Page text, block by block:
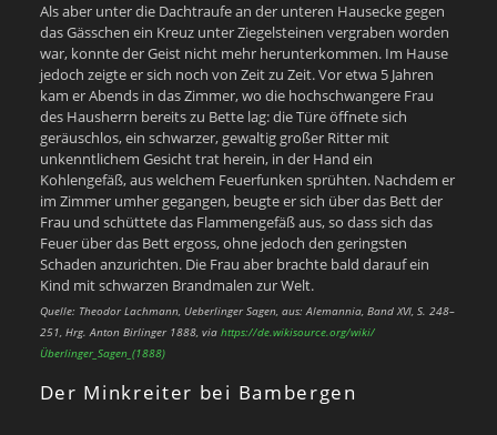
Als aber unter die Dachtraufe an der unteren Hausecke gegen
das Gässchen ein Kreuz unter Ziegelsteinen vergraben worden
war, konnte der Geist nicht mehr herunterkommen. Im Hause
jedoch zeigte er sich noch von Zeit zu Zeit. Vor etwa 5 Jahren
kam er Abends in das Zimmer, wo die hochschwangere Frau
des Hausherrn bereits zu Bette lag: die Türe öffnete sich
geräuschlos, ein schwarzer, gewaltig großer Ritter mit
unkenntlichem Gesicht trat herein, in der Hand ein
Kohlengefäß, aus welchem Feuerfunken sprühten. Nachdem er
im Zimmer umher gegangen, beugte er sich über das Bett der
Frau und schüttete das Flammengefäß aus, so dass sich das
Feuer über das Bett ergoss, ohne jedoch den geringsten
Schaden anzurichten. Die Frau aber brachte bald darauf ein
Kind mit schwarzen Brandmalen zur Welt.
Quelle: Theodor Lachmann, Ueberlinger Sagen, aus: Alemannia, Band XVI, S. 248–
251, Hrg. Anton Birlinger 1888, via https://de.wikisource.org/wiki/
Überlinger_Sagen_(1888)
Der Minkreiter bei Bambergen